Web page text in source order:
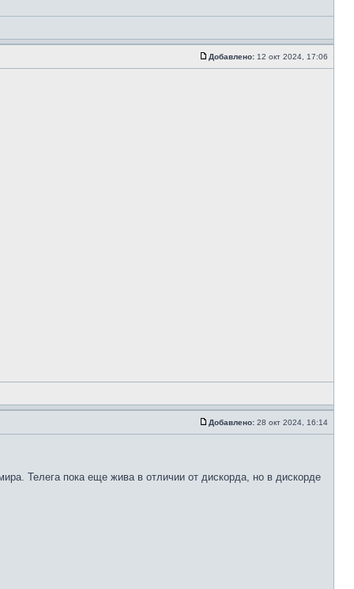
Добавлено: 12 окт 2024, 17:06
Добавлено: 28 окт 2024, 16:14
Телега пока еще жива в отличии от дискорда, но в дискорде